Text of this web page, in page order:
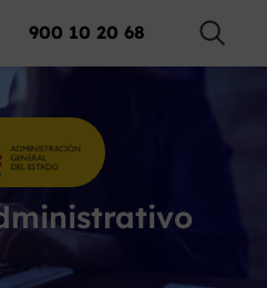
900 10 20 68